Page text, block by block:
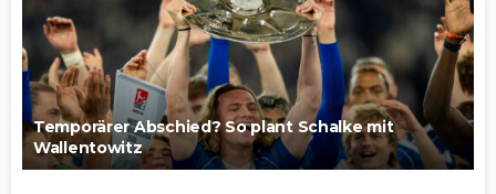
Temporärer Abschied? So plant Schalke mit
Wallentowitz